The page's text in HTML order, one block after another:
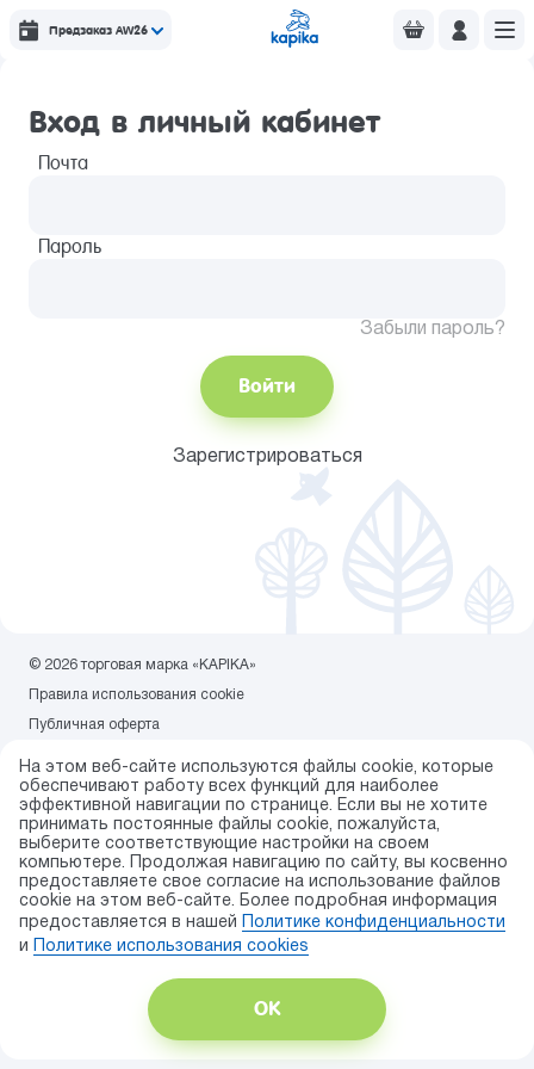
Предзаказ AW26
На этом веб-сайте используются файлы cookie, которые
обеспечивают работу всех функций для наиболее
эффективной навигации по странице. Если вы не хотите
принимать постоянные файлы cookie, пожалуйста,
выберите соответствующие настройки на своем
компьютере. Продолжая навигацию по сайту, вы косвенно
предоставляете свое согласие на использование файлов
cookie на этом веб-сайте. Более подробная информация
предоставляется в нашей
Политике конфиденциальности
и
Политике использования сookies
ОК
Вход в личный кабинет
Почта
Пароль
Забыли пароль?
Войти
Зарегистрироваться
© 2026 торговая марка «KAPIKA»
Правила использования cookie
Публичная оферта
Карта сайта
Разработка сайта — ITECH.group